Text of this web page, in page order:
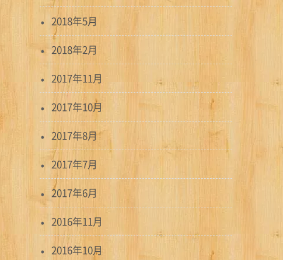
2018年5月
2018年2月
2017年11月
2017年10月
2017年8月
2017年7月
2017年6月
2016年11月
2016年10月